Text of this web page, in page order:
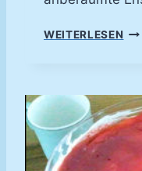
WEITERLESEN
C
H
E